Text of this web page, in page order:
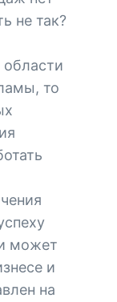
не так?
области
то
может
и
на